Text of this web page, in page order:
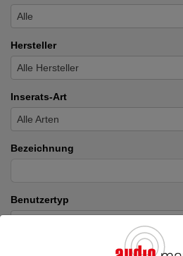
Alle
Hersteller
Alle Hersteller
Inserats-Art
Alle Arten
Bezeichnung
Benutzertyp